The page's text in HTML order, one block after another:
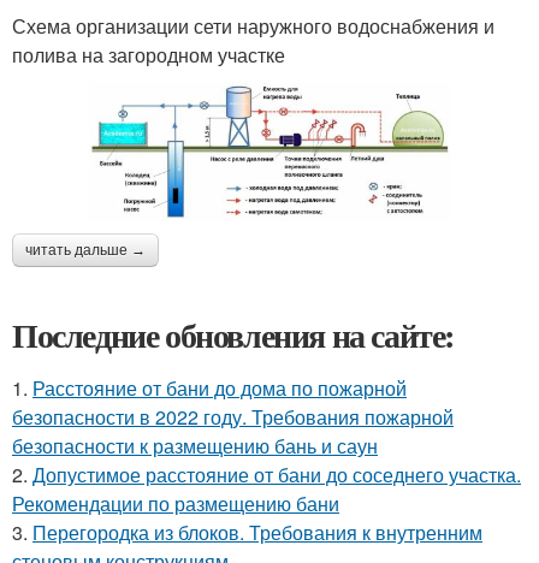
Схема организации сети наружного водоснабжения и
полива на загородном участке
читать дальше →
Последние обновления на сайте:
1. Расстояние от бани до дома по пожарной
безопасности в 2022 году. Требования пожарной
безопасности к размещению бань и саун
2. Допустимое расстояние от бани до соседнего участка.
Рекомендации по размещению бани
3. Перегородка из блоков. Требования к внутренним